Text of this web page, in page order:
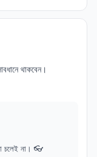
থাকবেন।
চলেই না। 👓